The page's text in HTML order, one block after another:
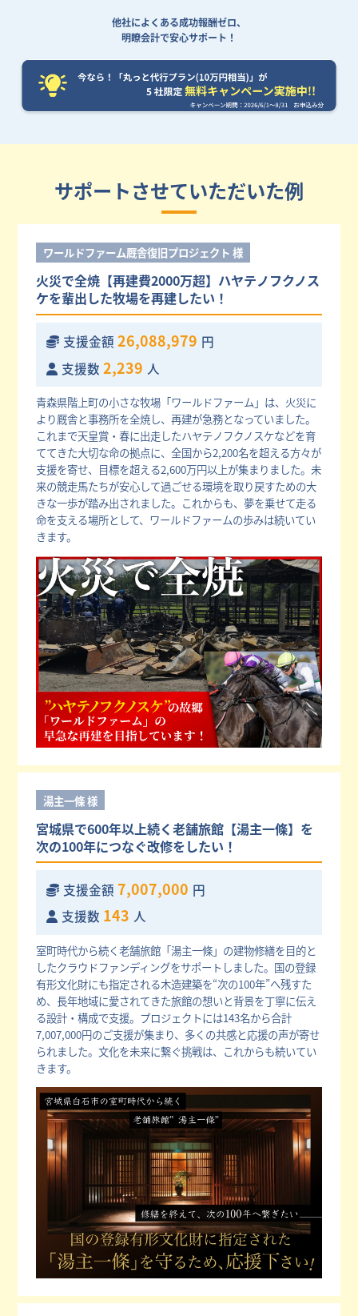
他社によくある成功報酬ゼロ、
明瞭会計で安心サポート！
サポートさせていただいた例
ワールドファーム厩舎復旧プロジェクト 様
火災で全焼【再建費2000万超】ハヤテノフクノス
ケを輩出した牧場を再建したい！
支援金額 26,088,979 円
支援数 2,239 人
青森県階上町の小さな牧場「ワールドファーム」は、火災に
より厩舎と事務所を全焼し、再建が急務となっていました。
これまで天皇賞・春に出走したハヤテノフクノスケなどを育
ててきた大切な命の拠点に、全国から2,200名を超える方々が
支援を寄せ、目標を超える2,600万円以上が集まりました。未
来の競走馬たちが安心して過ごせる環境を取り戻すための大
きな一歩が踏み出されました。これからも、夢を乗せて走る
命を支える場所として、ワールドファームの歩みは続いてい
きます。
湯主一條 様
宮城県で600年以上続く老舗旅館【湯主一條】を
次の100年につなぐ改修をしたい！
支援金額 7,007,000 円
支援数 143 人
室町時代から続く老舗旅館「湯主一條」の建物修繕を目的と
したクラウドファンディングをサポートしました。国の登録
有形文化財にも指定される木造建築を“次の100年”へ残すた
め、長年地域に愛されてきた旅館の想いと背景を丁寧に伝え
る設計・構成で支援。プロジェクトには143名から合計
7,007,000円のご支援が集まり、多くの共感と応援の声が寄せ
られました。文化を未来に繋ぐ挑戦は、これからも続いてい
きます。